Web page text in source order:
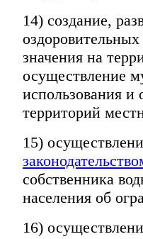
14) создание,
значения на
осуществление
использования
территорий
15)
собственника
населения об
16)